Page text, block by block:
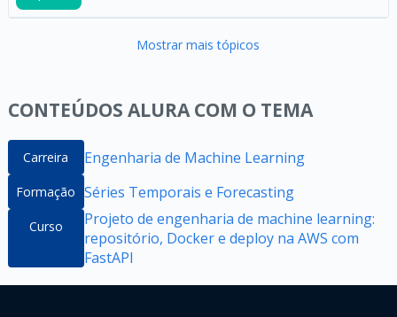
Mostrar mais tópicos
CONTEÚDOS ALURA COM O TEMA
Carreira Engenharia de Machine Learning
Formação Séries Temporais e Forecasting
Curso
Projeto de engenharia de machine learning:
repositório, Docker e deploy na AWS com
FastAPI